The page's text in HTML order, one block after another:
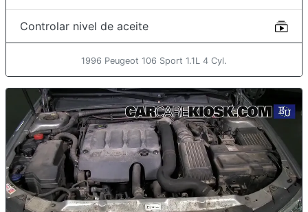
Controlar nivel de aceite
1996 Peugeot 106 Sport 1.1L 4 Cyl.